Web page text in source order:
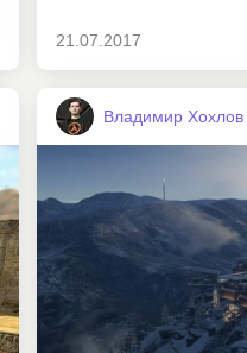
21.07.2017
Владимир Хохлов